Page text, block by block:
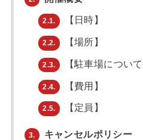
2.1. 【日時】
2.2. 【場所】
2.3. 【駐車場について
2.4. 【費用】
2.5. 【定員】
3. キャンセルポリシー